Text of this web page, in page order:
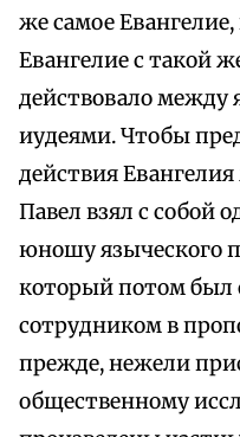
же самое
Евангелие с такой
действовало
иудеями. Чтобы
действия
Павел взял с собой
юношу языческого
который потом был
сотрудником в
прежде, нежели
общественному